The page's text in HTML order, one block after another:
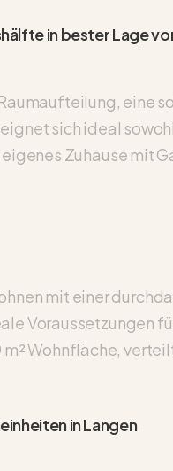
in bester Lage
eine
sich ideal
Zuhause mit
mit einer
Voraussetzungen
Wohnfläche,
in Langen